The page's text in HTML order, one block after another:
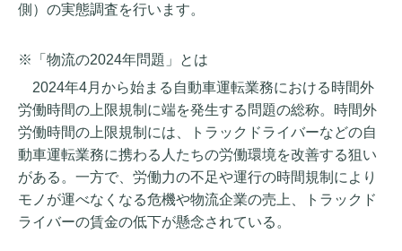
側）の実態調査を行います。
※「物流の2024年問題」とは
2024年4月から始まる自動車運転業務における時間外
労働時間の上限規制に端を発生する問題の総称。時間外
労働時間の上限規制には、トラックドライバーなどの自
動車運転業務に携わる人たちの労働環境を改善する狙い
がある。一方で、労働力の不足や運行の時間規制により
モノが運べなくなる危機や物流企業の売上、トラックド
ライバーの賃金の低下が懸念されている。